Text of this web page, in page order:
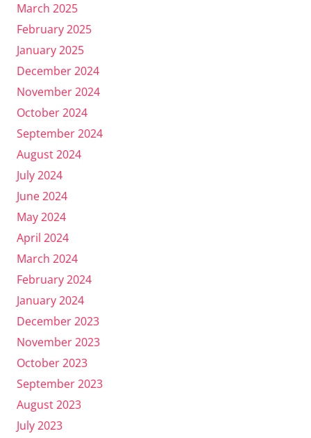
March 2025
February 2025
January 2025
December 2024
November 2024
October 2024
September 2024
August 2024
July 2024
June 2024
May 2024
April 2024
March 2024
February 2024
January 2024
December 2023
November 2023
October 2023
September 2023
August 2023
July 2023